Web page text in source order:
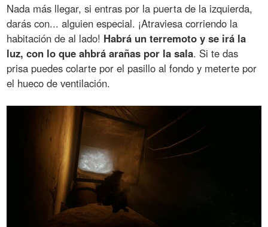
Nada más llegar, si entras por la puerta de la izquierda,
darás con... alguien especial. ¡Atraviesa corriendo la
habitación de al lado! Habrá un terremoto y se irá la
luz, con lo que ahbrá arañas por la sala. Si te das
prisa puedes colarte por el pasillo al fondo y meterte por
el hueco de ventilación.